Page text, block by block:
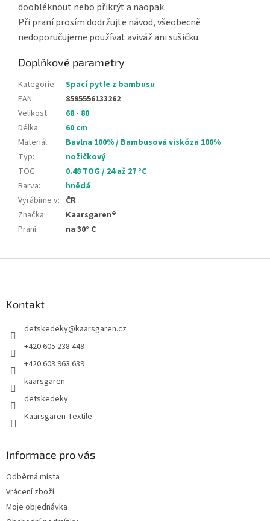
doobléknout nebo přikrýt a naopak.
Při praní prosím dodržujte návod, všeobecně
nedoporučujeme používat aviváž ani sušičku.
Doplňkové parametry
Kategorie:
Spací pytle z bambusu
EAN:
8595556133262
Velikost:
68 - 80
Délka:
60 cm
Materiál:
Bavlna 100% / Bambusová viskóza 100%
Typ:
nožičkový
TOG:
0.48 TOG / 24 až 27 °C
Barva:
hnědá
Vyrábíme v: ČR
Značka:
Kaarsgaren®
Praní: na 30° C
Kontakt
detskedeky@kaarsgaren.cz
+420 605 238 449
+420 603 963 639
kaarsgaren
detskedeky
Kaarsgaren Textile
Informace pro vás
Odběrná místa
Vrácení zboží
Moje objednávka